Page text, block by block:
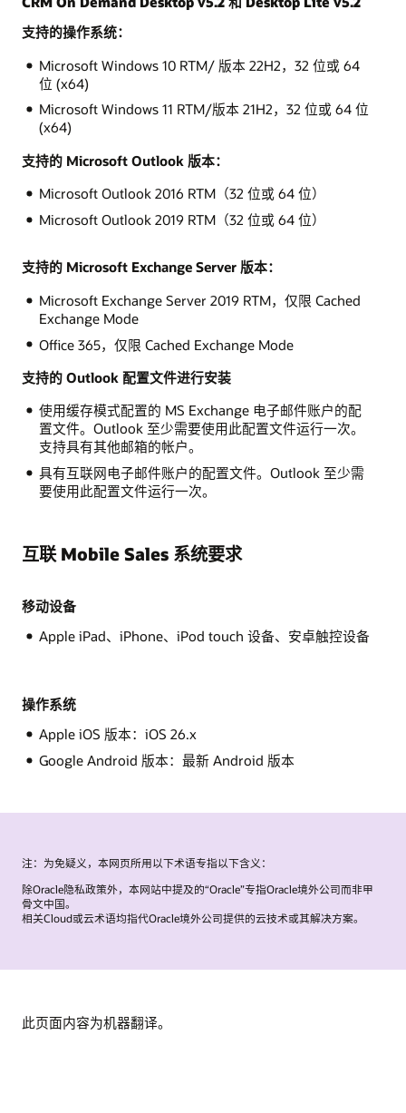
支持的操作系统：
Microsoft Windows 10 RTM/ 版本 22H2，32 位或 64
位 (x64)
Microsoft Windows 11 RTM/版本 21H2，32 位或 64 位
(x64)
支持的 Microsoft Outlook 版本：
Microsoft Outlook 2016 RTM（32 位或 64 位）
Microsoft Outlook 2019 RTM（32 位或 64 位）
支持的 Microsoft Exchange Server 版本：
Microsoft Exchange Server 2019 RTM，仅限 Cached
Exchange Mode
Office 365，仅限 Cached Exchange Mode
支持的 Outlook 配置文件进行安装
使用缓存模式配置的 MS Exchange 电子邮件账户的配
置文件。Outlook 至少需要使用此配置文件运行一次。
支持具有其他邮箱的帐户。
具有互联网电子邮件账户的配置文件。Outlook 至少需
要使用此配置文件运行一次。
互联 Mobile Sales 系统要求
移动设备
Apple iPad、iPhone、iPod touch 设备、安卓触控设备
操作系统
Apple iOS 版本：iOS 26.x
Google Android 版本：最新 Android 版本
注：为免疑义，本网页所用以下术语专指以下含义：
除Oracle隐私政策外，本网站中提及的“Oracle”专指Oracle境外公司而非甲
骨文中国。
相关Cloud或云术语均指代Oracle境外公司提供的云技术或其解决方案。
此页面内容为机器翻译。